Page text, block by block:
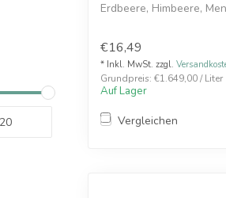
Erdbeere, Himbeere,
€16,49
* Inkl. MwSt. zzgl.
Grundpreis: €1.649,00 / Liter
Auf Lager
Vergleichen